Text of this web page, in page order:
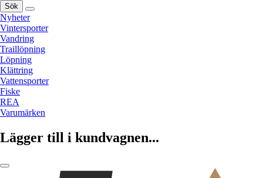
Sök
Nyheter
Vintersporter
Vandring
Traillöpning
Löpning
Klättring
Vattensporter
Fiske
REA
Varumärken
Lägger till i kundvagnen...